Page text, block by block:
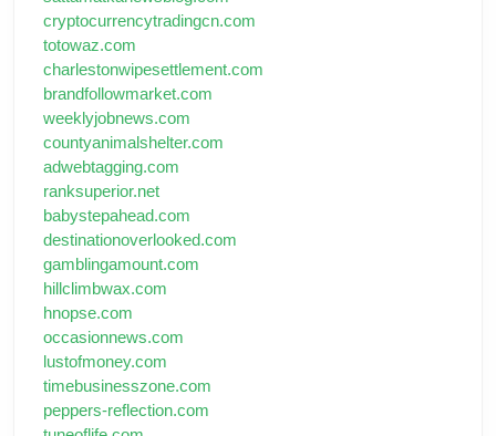
cryptocurrencytradingcn.com
totowaz.com
charlestonwipesettlement.com
brandfollowmarket.com
weeklyjobnews.com
countyanimalshelter.com
adwebtagging.com
ranksuperior.net
babystepahead.com
destinationoverlooked.com
gamblingamount.com
hillclimbwax.com
hnopse.com
occasionnews.com
lustofmoney.com
timebusinesszone.com
peppers-reflection.com